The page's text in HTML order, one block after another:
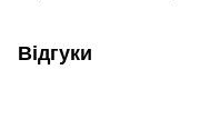
Відгуки